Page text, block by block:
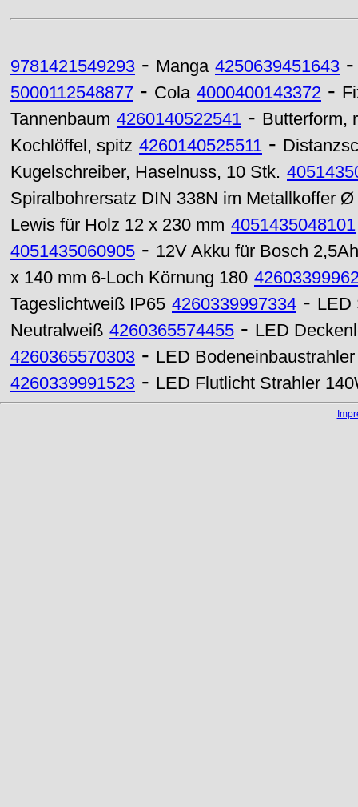
9781421549293 - Manga 4250639451643
5000112548877 - Cola 4000400143372 -
Tannenbaum 4260140522541 - Butterform,
Kochlöffel, spitz 4260140525511 -
Kugelschreiber, Haselnuss, 10 Stk.
Spiralbohrersatz DIN 338N im Metallkoffer Ø
Lewis für Holz 12 x 230 mm 4051435048101
4051435060905 - 12V Akku für Bosch
x 140 mm 6-Loch Körnung 180
Tageslichtweiß IP65 4260339997334 - LED
Neutralweiß 4260365574455 - LED
4260365570303 - LED
4260339991523 - LED Flutlicht Strahler